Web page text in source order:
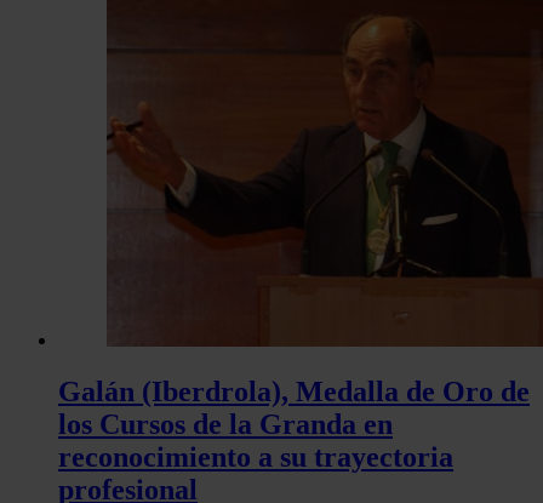
Galán (Iberdrola), Medalla de Oro de
los Cursos de la Granda en
reconocimiento a su trayectoria
profesional